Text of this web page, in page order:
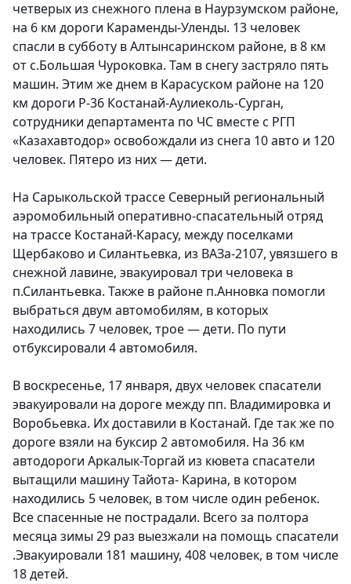
четверых из снежного плена в Наурзумском районе,
на 6 км дороги Караменды-Уленды. 13 человек
спасли в субботу в Алтынсаринском районе, в 8 км
от с.Большая Чуроковка. Там в снегу застряло пять
машин. Этим же днем в Карасуском районе на 120
км дороги Р-36 Костанай-Аулиеколь-Сурган,
сотрудники департамента по ЧС вместе с РГП
«Казахавтодор» освобождали из снега 10 авто и 120
человек. Пятеро из них — дети.
На Сарыкольской трассе Северный региональный
аэромобильный оперативно-спасательный отряд
на трассе Костанай-Карасу, между поселками
Щербаково и Силантьевка, из ВАЗа-2107, увязшего в
снежной лавине, эвакуировал три человека в
п.Силантьевка. Также в районе п.Анновка помогли
выбраться двум автомобилям, в которых
находились 7 человек, трое — дети. По пути
отбуксировали 4 автомобиля.
В воскресенье, 17 января, двух человек спасатели
эвакуировали на дороге между пп. Владимировка и
Воробьевка. Их доставили в Костанай. Где так же по
дороге взяли на буксир 2 автомобиля. На 36 км
автодороги Аркалык-Торгай из кювета спасатели
вытащили машину Тайота- Карина, в котором
находились 5 человек, в том числе один ребенок.
Все спасенные не пострадали. Всего за полтора
месяца зимы 29 раз выезжали на помощь спасатели
.Эвакуировали 181 машину, 408 человек, в том числе
18 детей.